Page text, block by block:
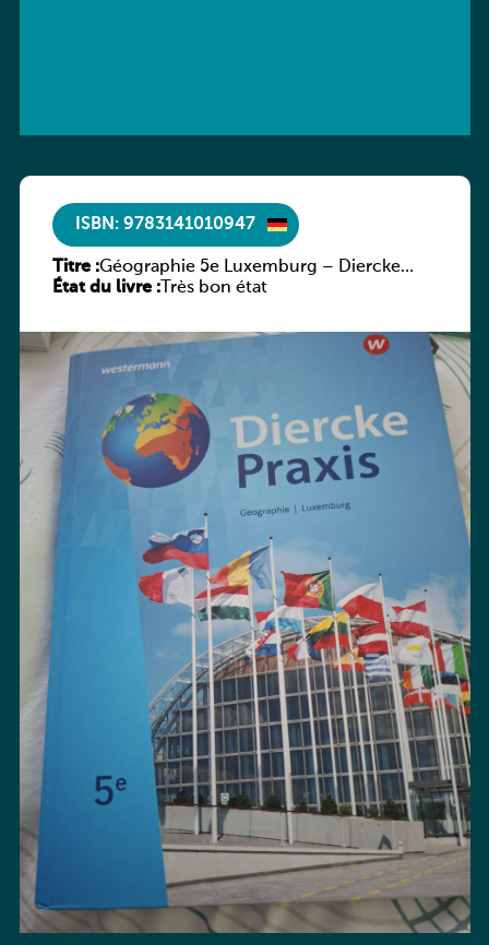
ISBN: 9783141010947
Titre :Géographie 5e Luxemburg – Diercke
Praxis
État du livre :Très bon état